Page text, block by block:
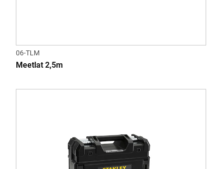
06-TLM
Meetlat 2,5m